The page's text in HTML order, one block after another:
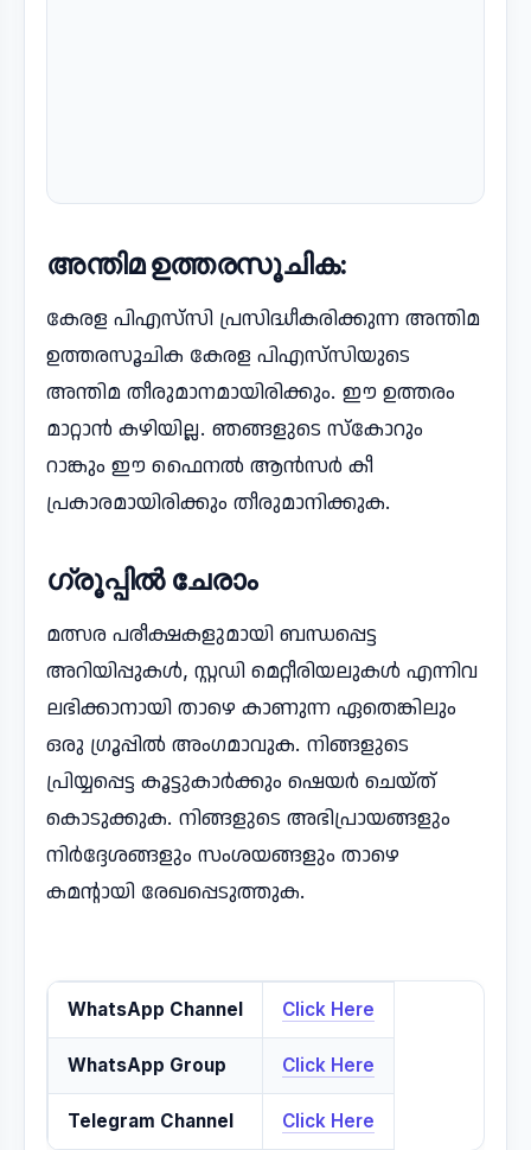
അന്തിമ ഉത്തരസൂചിക:
കേരള പിഎസ്‌സി പ്രസിദ്ധീകരിക്കുന്ന അന്തിമ
ഉത്തരസൂചിക കേരള പിഎസ്‌സിയുടെ
അന്തിമ തീരുമാനമായിരിക്കും. ഈ ഉത്തരം
മാറ്റാൻ കഴിയില്ല. ഞങ്ങളുടെ സ്‌കോറും
റാങ്കും ഈ ഫൈനൽ ആൻസർ കീ
പ്രകാരമായിരിക്കും തീരുമാനിക്കുക.
ഗ്രൂപ്പിൽ ചേരാം
മത്സര പരീക്ഷകളുമായി ബന്ധപ്പെട്ട
അറിയിപ്പുകൾ, സ്റ്റഡി മെറ്റീരിയലുകൾ എന്നിവ
ലഭിക്കാനായി താഴെ കാണുന്ന ഏതെങ്കിലും
ഒരു ഗ്രൂപ്പിൽ അംഗമാവുക. നിങ്ങളുടെ
പ്രിയ്യപ്പെട്ട കൂട്ടുകാർക്കും ഷെയർ ചെയ്ത്
കൊടുക്കുക. നിങ്ങളുടെ അഭിപ്രായങ്ങളും
നിർദ്ദേശങ്ങളും സംശയങ്ങളും താഴെ
കമന്റായി രേഖപ്പെടുത്തുക.
WhatsApp Channel Click Here
WhatsApp Group Click Here
Telegram Channel Click Here